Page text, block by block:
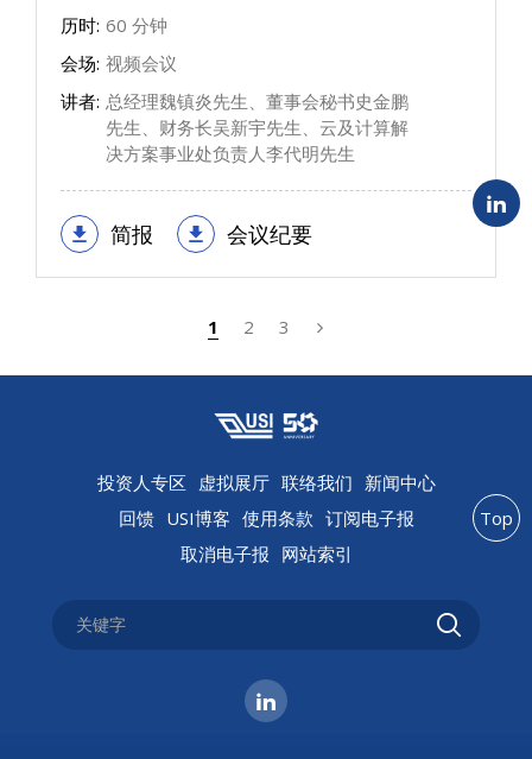
历时: 60 分钟
会场: 视频会议
讲者: 总经理魏镇炎先生、董事会秘书史金鹏
先生、财务长吴新宇先生、云及计算解
决方案事业处负责人李代明先生
简报 会议纪要
1 2 3
投资人专区 虚拟展厅 联络我们 新闻中心
回馈 USI博客 使用条款 订阅电子报
取消电子报 网站索引
Top